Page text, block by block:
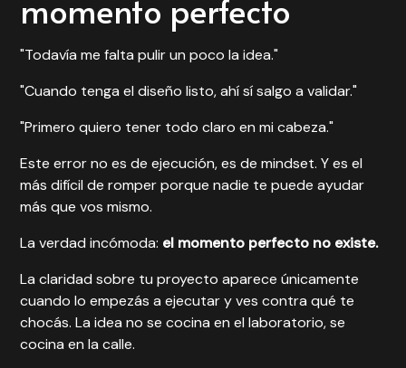
momento perfecto
"Todavía me falta pulir un poco la idea."
"Cuando tenga el diseño listo, ahí sí salgo a validar."
"Primero quiero tener todo claro en mi cabeza."
Este error no es de ejecución, es de mindset. Y es el
más difícil de romper porque nadie te puede ayudar
más que vos mismo.
La verdad incómoda: el momento perfecto no existe.
La claridad sobre tu proyecto aparece únicamente
cuando lo empezás a ejecutar y ves contra qué te
chocás. La idea no se cocina en el laboratorio, se
cocina en la calle.